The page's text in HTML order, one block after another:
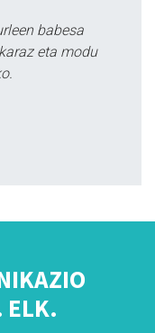
babesa
eta modu
ELK.